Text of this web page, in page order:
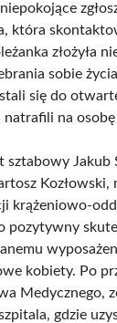
która
złożyła
sobie
się do
na osobę
sztabowy Jakub
Kozłowski,
krążeniowo-
pozytywny
kobiety. Po
Medycznego,
gdzie